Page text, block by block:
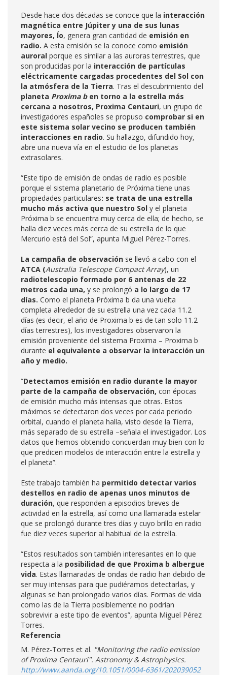
Desde hace dos décadas se conoce que la interacción
magnética entre Júpiter y una de sus lunas
mayores, Ío, genera gran cantidad de emisión en
radio. A esta emisión se la conoce como emisión
auroral porque es similar a las auroras terrestres, que
son producidas por la interacción de partículas
eléctricamente cargadas procedentes del Sol con
la atmósfera de la Tierra. Tras el descubrimiento del
planeta Proxima ben torno a la estrella más
cercana a nosotros, Proxima Centauri, un grupo de
investigadores españoles se propuso comprobar si en
este sistema solar vecino se producen también
interacciones en radio. Su hallazgo, difundido hoy,
abre una nueva vía en el estudio de los planetas
extrasolares.
“Este tipo de emisión de ondas de radio es posible
porque el sistema planetario de Próxima tiene unas
propiedades particulares: se trata de una estrella
mucho más activa que nuestro Sol y el planeta
Próxima b se encuentra muy cerca de ella; de hecho, se
halla diez veces más cerca de su estrella de lo que
Mercurio está del Sol”, apunta Miguel Pérez-Torres.
La campaña de observación se llevó a cabo con el
ATCA (Australia Telescope Compact Array), un
radiotelescopio formado por 6 antenas de 22
metros cada una, y se prolongó a lo largo de 17
días. Como el planeta Próxima b da una vuelta
completa alrededor de su estrella una vez cada 11.2
días (es decir, el año de Proxima b es de tan solo 11.2
días terrestres), los investigadores observaron la
emisión proveniente del sistema Proxima – Proxima b
durante el equivalente a observar la interacción un
año y medio.
“Detectamos emisión en radio durante la mayor
parte de la campaña de observación, con épocas
de emisión mucho más intensas que otras. Estos
máximos se detectaron dos veces por cada periodo
orbital, cuando el planeta halla, visto desde la Tierra,
más separado de su estrella –señala el investigador. Los
datos que hemos obtenido concuerdan muy bien con lo
que predicen modelos de interacción entre la estrella y
el planeta”.
Este trabajo también ha permitido detectar varios
destellos en radio de apenas unos minutos de
duración, que responden a episodios breves de
actividad en la estrella, así como una llamarada estelar
que se prolongó durante tres días y cuyo brillo en radio
fue diez veces superior al habitual de la estrella.
“Estos resultados son también interesantes en lo que
respecta a la posibilidad de que Proxima b albergue
vida. Estas llamaradas de ondas de radio han debido de
ser muy intensas para que pudiéramos detectarlas, y
algunas se han prolongado varios días. Formas de vida
como las de la Tierra posiblemente no podrían
sobrevivir a este tipo de eventos”, apunta Miguel Pérez
Torres.
Referencia
M. Pérez-Torres et al. "Monitoring the radio emission
of Proxima Centauri". Astronomy& Astrophysics.
http://www.aanda.org/10.1051/0004-6361/202039052